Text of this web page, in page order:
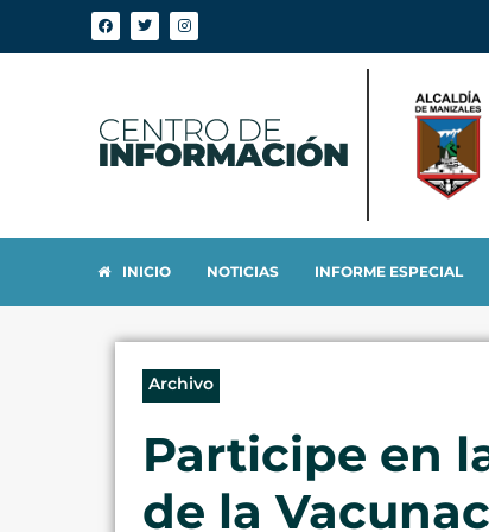
INICIO NOTICIAS INFORME ESPECIAL
Archivo
Participe en
de la